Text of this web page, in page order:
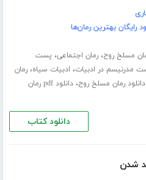
رایگان بهترین رمان‌ها
مسلخ روح،رمان اجتماعی، پست
مدرنیسم در ادبیات، ادبیات سیاه،رمان
دانلود رمان مسلخ روح،
دانلود pdf رمان
دانلود کتاب
شدن